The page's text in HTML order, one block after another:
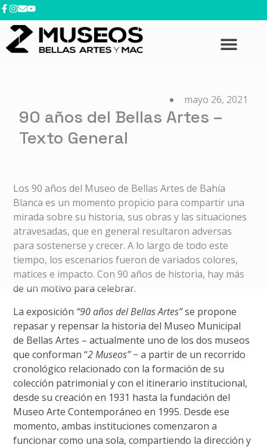
contenido
mayo 26, 2021
90 años del Bellas Artes –
Texto General
Los 90 años del Museo de Bellas Artes de Bahía
Blanca es un momento propicio para compartir una
mirada sobre su historia, sus obras y las situaciones
atravesadas, que en general resultaron adversas
para sostenerse y crecer. A lo largo de todo este
tiempo, los escenarios fueron de variados colores,
matices e impacto. Con 90 años de historia, hay más
de un motivo para celebrar.
La exposición “90 años del Bellas Artes”se propone
repasar y repensar la historia del Museo Municipal
de Bellas Artes – actualmente uno de los dos museos
que conforman “2 Museos”− a partir de un recorrido
cronológico relacionado con la formación de su
colección patrimonial y con el itinerario institucional,
desde su creación en 1931 hasta la fundación del
Museo Arte Contemporáneo en 1995. Desde ese
momento, ambas instituciones comenzaron a
funcionar como una sola, compartiendo la dirección y